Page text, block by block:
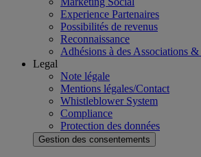
Experience Partenaires
Possibilités de revenus
Reconnaissance
Adhésions à des Associations
Legal
Note légale
Mentions légales/Contact
Whistleblower System
Compliance
Protection des données
Gestion des consentements